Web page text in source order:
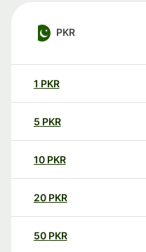
PKR
1 PKR
5 PKR
10 PKR
20 PKR
50 PKR